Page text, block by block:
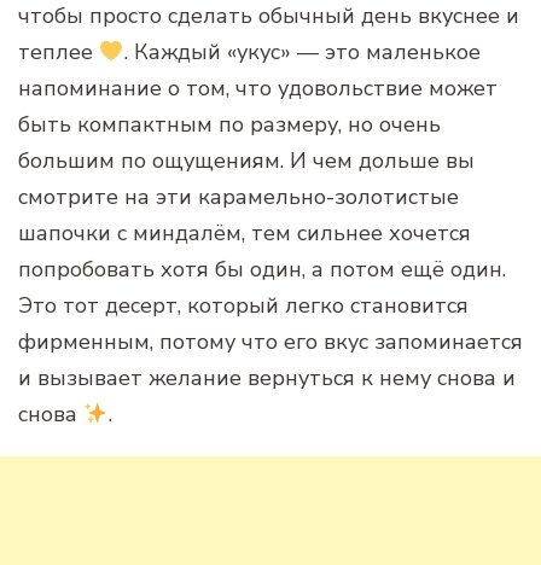
чтобы просто сделать обычный день вкуснее и
теплее
. Каждый «укус» — это маленькое
напоминание о том, что удовольствие может
быть компактным по размеру, но очень
большим по ощущениям. И чем дольше вы
смотрите на эти карамельно-золотистые
шапочки с миндалём, тем сильнее хочется
попробовать хотя бы один, а потом ещё один.
Это тот десерт, который легко становится
фирменным, потому что его вкус запоминается
и вызывает желание вернуться к нему снова и
снова
.